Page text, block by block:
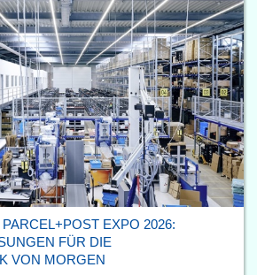
EXPO 2026:
FÜR DIE
VON MORGEN